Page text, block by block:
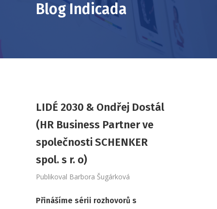
Blog Indicada
LIDÉ 2030 & Ondřej Dostál
(HR Business Partner ve
společnosti SCHENKER
spol. s r. o)
Publikoval Barbora Šugárková
Přinášíme sérii rozhovorů s